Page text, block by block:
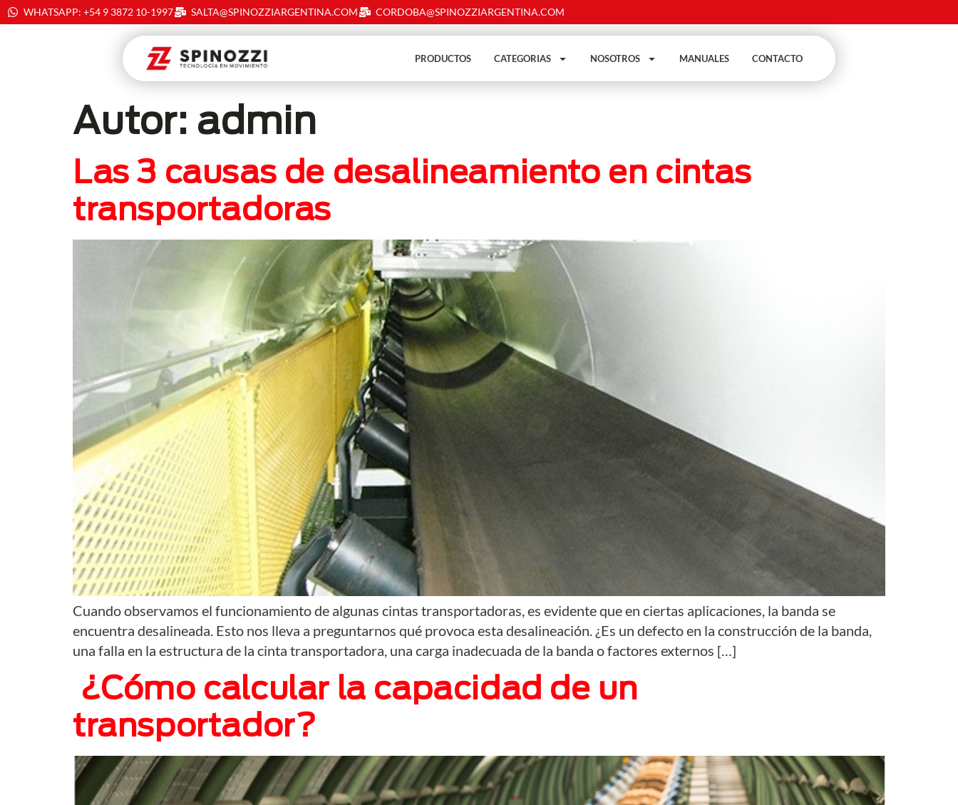
WHATSAPP: +54 9 3872 10-1997 SALTA@SPINOZZIARGENTINA.COM CORDOBA@SPINOZZIARGENTINA.COM
PRODUCTOS CATEGORIAS NOSOTROS MANUALES CONTACTO
Autor: admin
Las 3 causas de desalineamiento en cintas
transportadoras
Cuando observamos el funcionamiento de algunas cintas transportadoras, es evidente que en ciertas aplicaciones, la banda se
encuentra desalineada. Esto nos lleva a preguntarnos qué provoca esta desalineación. ¿Es un defecto en la construcción de la banda,
una falla en la estructura de la cinta transportadora, una carga inadecuada de la banda o factores externos […]
¿Cómo calcular la capacidad de un
transportador?